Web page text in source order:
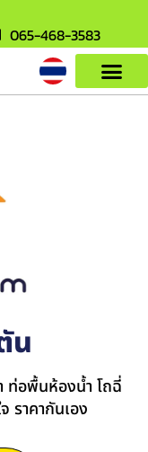
065-468-3583
น
ท่อพื้นห้องน้ำ โถฉี่
ราคากันเอง